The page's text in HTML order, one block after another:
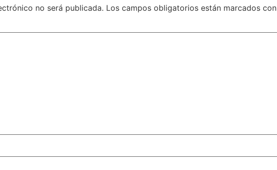
no será publicada. Los campos obligatorios están marcados con